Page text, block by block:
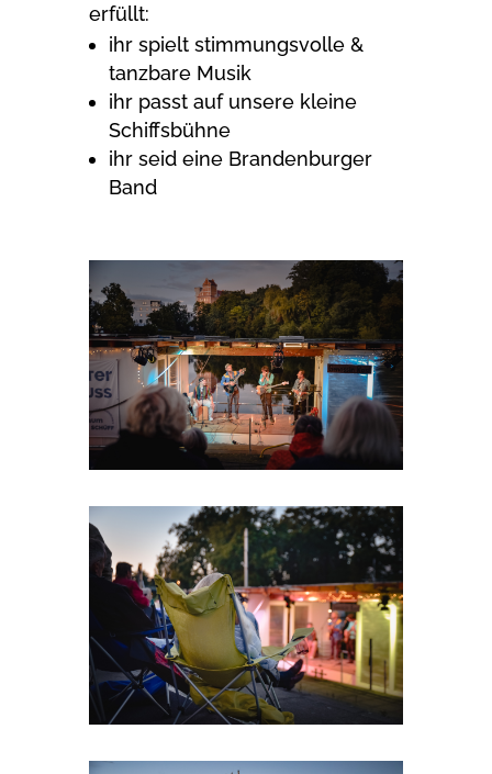
erfüllt:
ihr spielt stimmungsvolle &
tanzbare Musik
ihr passt auf unsere kleine
Schiffsbühne
ihr seid eine Brandenburger
Band